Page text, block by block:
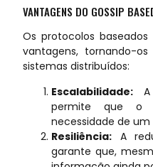
VANTAGENS DO GOSSIP
Os protocolos
vantagens, tornando-
sistemas distribuídos:
Escalabilidade: A
permite que o
necessidade de
Resiliência: A
garante que,